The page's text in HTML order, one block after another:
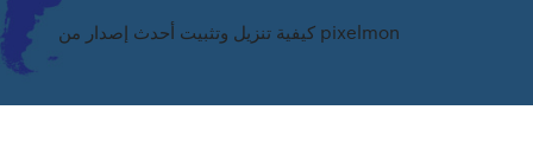
كيفية تنزيل وتثبيت أحدث إصدار من pixelmon